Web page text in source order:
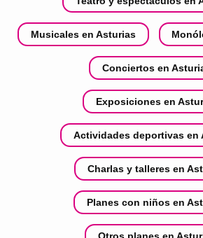
Musicales en Asturias
Conciertos en
Exposiciones en
Actividades deportivas en
Charlas y talleres en
Planes con niños en